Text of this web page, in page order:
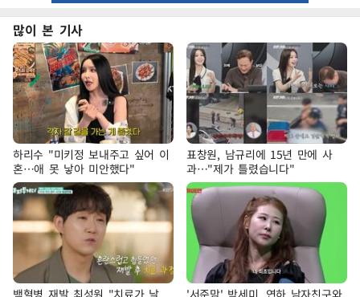
많이 본 기사
하리수 "미키정 보내주고 싶어 이
혼…애 못 낳아 미안했다"
표창원, 남규리에 15년 만에 사
과…"제가 틀렸습니다"
백혈병 재발 최성원 "치료가 날 '서준맘' 박세미, 연하 남자친구와